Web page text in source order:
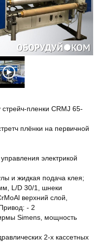
пленки CRMJ 65-
плёнки на первичной
электрикой
и жидкая подача клея;
L/D 30/1, шнеки
верхний слой,
- 2
Simens, мощность
2-х кассетных